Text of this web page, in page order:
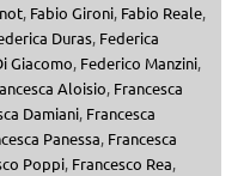
, Fabio Gironi, Fabio Reale,
Duras, Federica
Giacomo, Federico Manzini,
Aloisio, Francesca
Damiani, Francesca
Panessa, Francesca
Poppi, Francesco Rea,